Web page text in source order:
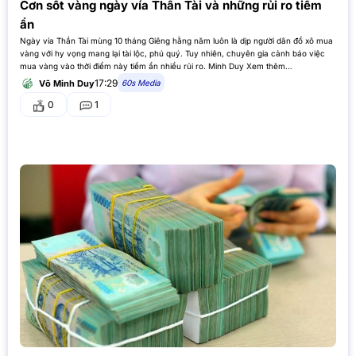
Cơn sốt vàng ngày vía Thần Tài và những rủi ro tiềm
ẩn
Ngày vía Thần Tài mùng 10 tháng Giêng hằng năm luôn là dịp người dân đổ xô mua
vàng với hy vọng mang lại tài lộc, phú quý. Tuy nhiên, chuyên gia cảnh báo việc
mua vàng vào thời điểm này tiềm ẩn nhiều rủi ro. Minh Duy Xem thêm…
Võ Minh Duy17:29 60s Media
0 1